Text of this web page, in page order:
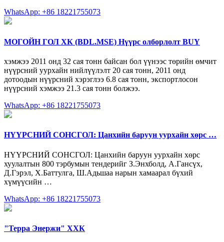
WhatsApp: +86 18221755073
МОГОЙН ГОЛ ХК (BDL.MSE) Нүүрс олборлолт BUY
хэмжээ 2011 онд 32 сая тонн байсан бол үүнээс төрийн өмчит
нүүрсний уурхайн нийлүүлэлт 20 сая тонн, 2011 онд
дотоодын нүүрсний хэрэглээ 6.8 сая тонн, экспортлосон
нүүрсний хэмжээ 21.3 сая тонн болжээ.
WhatsApp: +86 18221755073
НҮҮРСНИЙ СОНСГОЛ: Цанхийн баруун уурхайн хөрс …
НҮҮРСНИЙ СОНСГОЛ: Цанхийн баруун уурхайн хөрс
хуулалтын 800 тэрбумын тендерийг З.Энхболд, А.Гансүх,
Д.Гэрэл, Х.Баттулга, Ш.Адьшаа нарын хамаарал бүхий
хүмүүсийн …
WhatsApp: +86 18221755073
"Терра Энержи" ХХК